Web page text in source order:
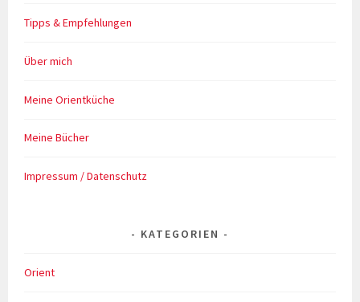
Tipps & Empfehlungen
Über mich
Meine Orientküche
Meine Bücher
Impressum / Datenschutz
KATEGORIEN
Orient